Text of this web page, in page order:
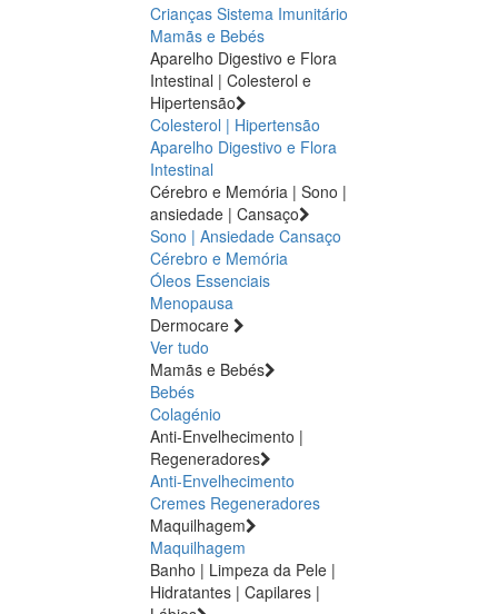
Crianças Sistema Imunitário
Mamãs e Bebés
Aparelho Digestivo e Flora
Intestinal | Colesterol e
Hipertensão
Colesterol | Hipertensão
Aparelho Digestivo e Flora
Intestinal
Cérebro e Memória | Sono |
ansiedade | Cansaço
Sono | Ansiedade Cansaço
Cérebro e Memória
Óleos Essenciais
Menopausa
Dermocare
Ver tudo
Mamãs e Bebés
Bebés
Colagénio
Anti-Envelhecimento |
Regeneradores
Anti-Envelhecimento
Cremes Regeneradores
Maquilhagem
Maquilhagem
Banho | Limpeza da Pele |
Hidratantes | Capilares |